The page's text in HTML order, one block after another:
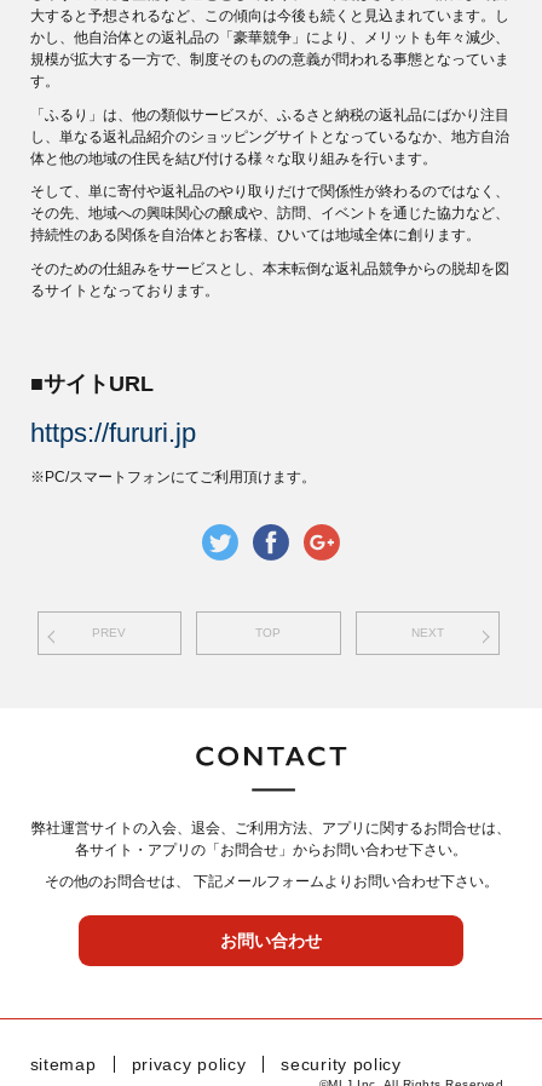
大すると予想されるなど、この傾向は今後も続くと見込まれています。し
かし、他自治体との返礼品の「豪華競争」により、メリットも年々減少、
規模が拡大する一方で、制度そのものの意義が問われる事態となっていま
す。
「ふるり」は、他の類似サービスが、ふるさと納税の返礼品にばかり注目
し、単なる返礼品紹介のショッピングサイトとなっているなか、地方自治
体と他の地域の住民を結び付ける様々な取り組みを行います。
そして、単に寄付や返礼品のやり取りだけで関係性が終わるのではなく、
その先、地域への興味関心の醸成や、訪問、イベントを通じた協力など、
持続性のある関係を自治体とお客様、ひいては地域全体に創ります。
そのための仕組みをサービスとし、本末転倒な返礼品競争からの脱却を図
るサイトとなっております。
■サイトURL
https://fururi.jp
※PC/スマートフォンにてご利用頂けます。
PREV TOP NEXT
弊社運営サイトの入会、退会、ご利用方法、アプリに関するお問合せは、
各サイト・アプリの「お問合せ」からお問い合わせ下さい。
その他のお問合せは、 下記メールフォームよりお問い合わせ下さい。
お問い合わせ
sitemap privacy policy security policy